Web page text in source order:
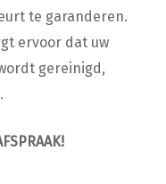
te garanderen.
ervoor dat uw
gereinigd,